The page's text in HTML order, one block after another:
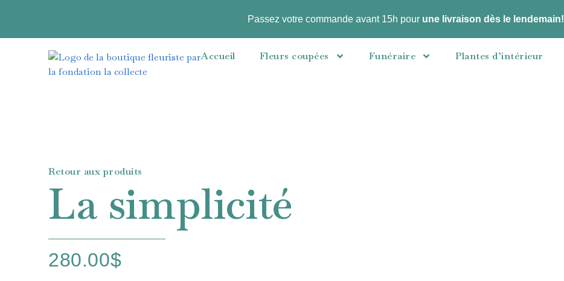
Passez votre commande avant 15h pour une livraison dès le lendemain!
Accueil Fleurs coupées Funéraire Plantes d’intérieur
Retour aux produits
La simplicité
280.00$